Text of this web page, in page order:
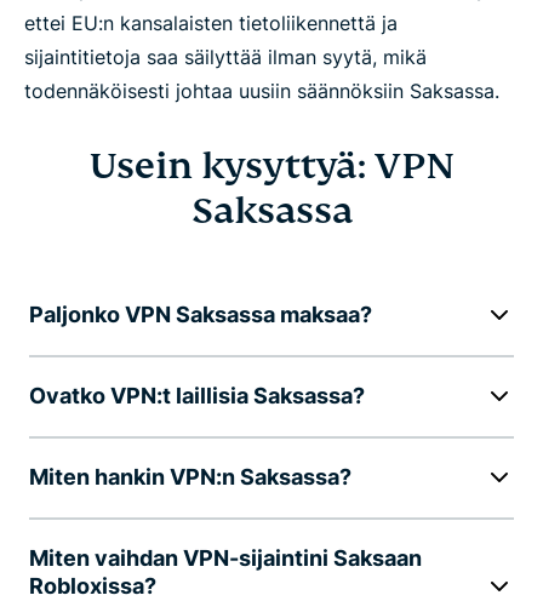
ettei EU:n kansalaisten tietoliikennettä ja
sijaintitietoja saa säilyttää ilman syytä, mikä
todennäköisesti johtaa uusiin säännöksiin Saksassa.
Usein kysyttyä: VPN
Saksassa
Paljonko VPN Saksassa maksaa?
Ovatko VPN:t laillisia Saksassa?
Miten hankin VPN:n Saksassa?
Miten vaihdan VPN-sijaintini Saksaan
Robloxissa?